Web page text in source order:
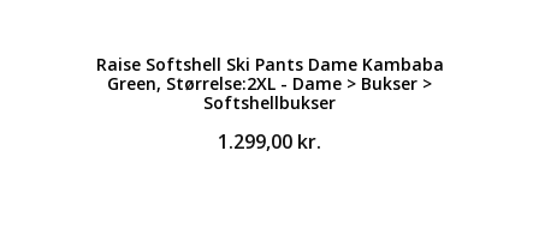
Raise Softshell Ski Pants Dame Kambaba
Green, Størrelse:2XL - Dame > Bukser >
Softshellbukser
1.299,00 kr.